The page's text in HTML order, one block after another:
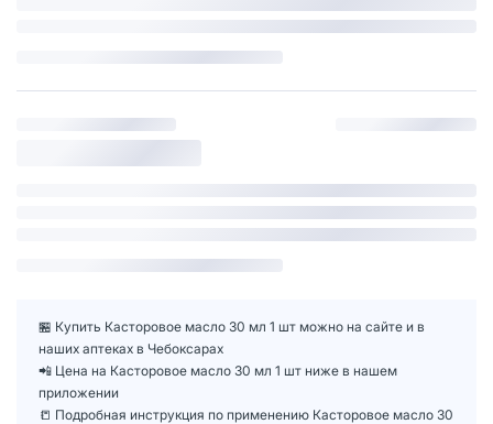
🏪 Купить Касторовое масло 30 мл 1 шт можно на сайте и в
наших аптеках в Чебоксарах
📲 Цена на Касторовое масло 30 мл 1 шт ниже в нашем
приложении
📒 Подробная инструкция по применению Касторовое масло 30